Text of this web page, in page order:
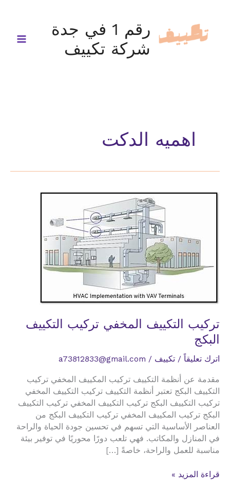
المحتوى
رقم 1 في جدة
شركة تكييف
اهميه الدكت
تركيب التكييف المخفي تركيب التكييف
البكج
اترك تعليقاً / تكييف /
a73812833@gmail.com
مقدمة عن أنظمة التكييف تركيب المكييف المخفي تركيب
التكييف البكج تعتبر أنظمة التكييف تركيب التكييف المخفي
تركيب التكييف البكج تركيب التكييف المخفي تركيب التكييف
البكج تركيب المكييف المخفي تركيب التكييف البكج من
العناصر الأساسية التي تسهم في تحسين جودة الحياة والراحة
في المنازل والمكاتب. فهي تلعب دورًا محوريًا في توفير بيئة
مناسبة للعمل والراحة، خاصةً […]
تركيب
قراءة المزيد »